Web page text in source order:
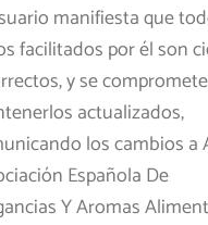
manifiesta que
facilitados por él son
y se
actualizados,
los cambios a
Española De
Y Aromas